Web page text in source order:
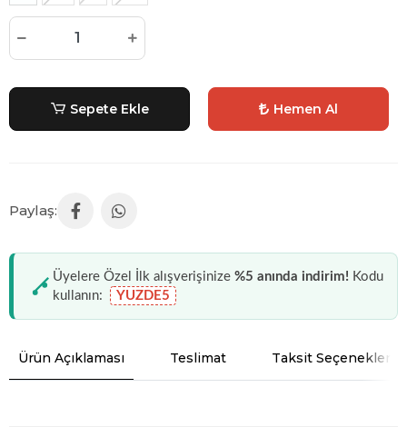
Sepete Ekle Hemen Al
Üyelere Özel İlk alışverişinize %5 anında indirim! Kodu
kullanın:
YUZDE5
Ürün Açıklaması Teslimat Taksit Seçenekleri